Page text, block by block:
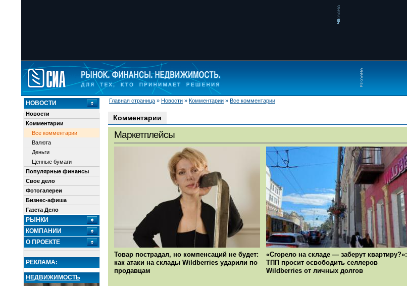
Главная страница » Новости » Комментарии » Все комментарии
НОВОСТИ
Новости
Комментарии
Все комментарии
Валюта
Деньги
Ценные бумаги
Популярные финансы
Свое дело
Фотогалереи
Бизнес-афиша
Газета Дело
РЫНКИ
КОМПАНИИ
О ПРОЕКТЕ
РЕКЛАМА:
НЕДВИЖИМОСТЬ
Комментарии
Маркетплейсы
Товар пострадал, но компенсаций не будет:
как атаки на склады Wildberries ударили по
продавцам
«Сгорело на складе — заберут квартиру?»:
ТПП просит освободить селлеров
Wildberries от личных долгов